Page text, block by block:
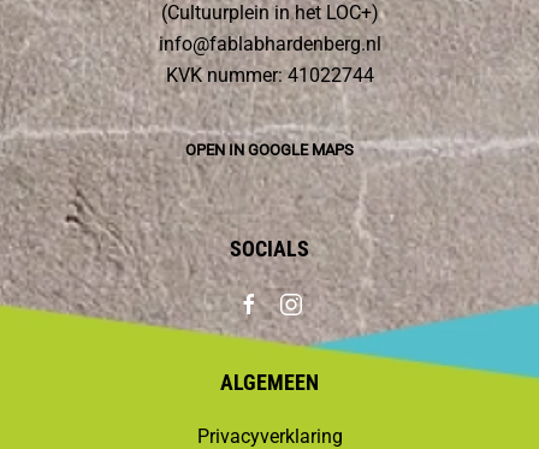
(Cultuurplein in het LOC+)
info@fablabhardenberg.nl
KVK nummer: 41022744
OPEN IN GOOGLE MAPS
SOCIALS
ALGEMEEN
Privacyverklaring